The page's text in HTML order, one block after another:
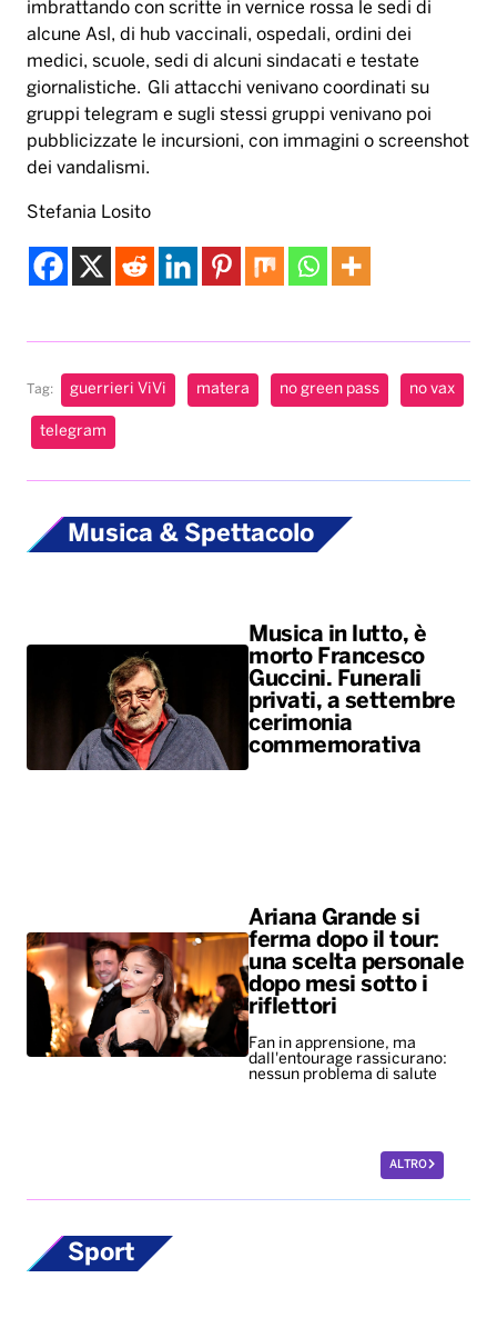
imbrattando con scritte in vernice rossa le sedi di
alcune Asl, di hub vaccinali, ospedali, ordini dei
medici, scuole, sedi di alcuni sindacati e testate
giornalistiche. Gli attacchi venivano coordinati su
gruppi telegram e sugli stessi gruppi venivano poi
pubblicizzate le incursioni, con immagini o screenshot
dei vandalismi.
Stefania Losito
Tag: guerrieri ViVi matera no green pass no vax
telegram
Musica & Spettacolo
Musica in lutto, è
morto Francesco
Guccini. Funerali
privati, a settembre
cerimonia
commemorativa
Ariana Grande si
ferma dopo il tour:
una scelta personale
dopo mesi sotto i
riflettori
Fan in apprensione, ma
dall'entourage rassicurano:
nessun problema di salute
ALTRO
Sport